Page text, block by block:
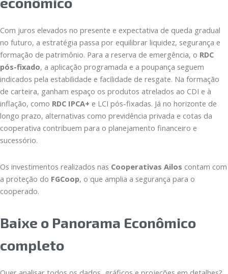
Com juros elevados no presente e expectativa de queda gradual
no futuro, a estratégia passa por equilibrar liquidez, segurança e
formação de patrimônio. Para a reserva de emergência, o RDC
pós-fixado, a aplicação programada e a poupança seguem
indicados pela estabilidade e facilidade de resgate. Na formação
de carteira, ganham espaço os produtos atrelados ao CDI e à
inflação, como RDC IPCA+ e LCI pós-fixadas. Já no horizonte de
longo prazo, alternativas como previdência privada e cotas da
cooperativa contribuem para o planejamento financeiro e
sucessório.
Os investimentos realizados nas Cooperativas Ailos contam com
a proteção do FGCoop, o que amplia a segurança para o
cooperado.
Baixe o Panorama Econômico
completo